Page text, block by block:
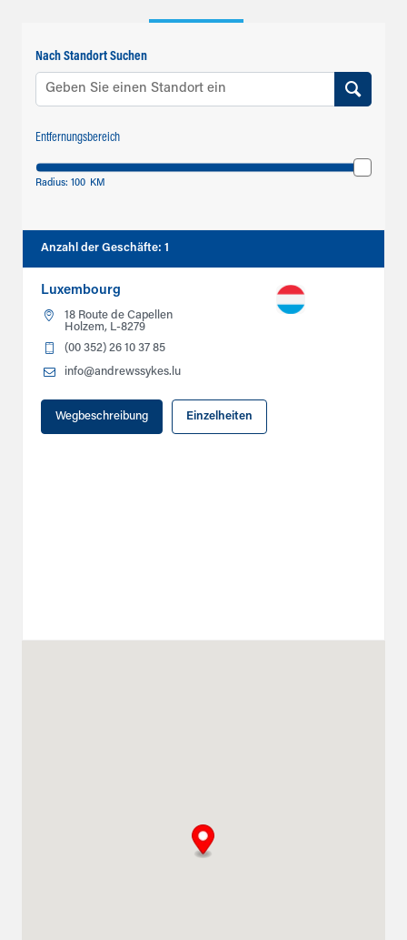
Nach Standort Suchen
Entfernungsbereich
Radius: 100 KM
Anzahl der Geschäfte: 1
Luxembourg
18 Route de Capellen
Holzem, L-8279
(00 352) 26 10 37 85
info@andrewssykes.lu
Wegbeschreibung Einzelheiten